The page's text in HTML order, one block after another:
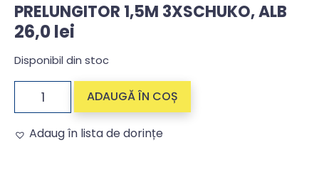
PRELUNGITOR 1,5M 3XSCHUKO, ALB
26,0lei
Disponibil din stoc
ADAUGĂ ÎN COȘ
Adaug în lista de dorințe